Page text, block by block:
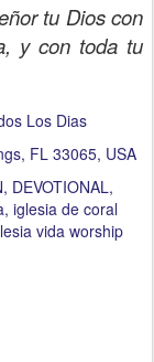
tu Dios con
y con toda tu
Los Dias
FL 33065, USA
DEVOTIONAL
iglesia de coral
vida worship